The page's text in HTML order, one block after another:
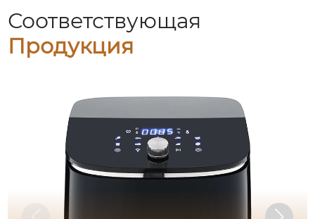
Соответствующая
Продукция